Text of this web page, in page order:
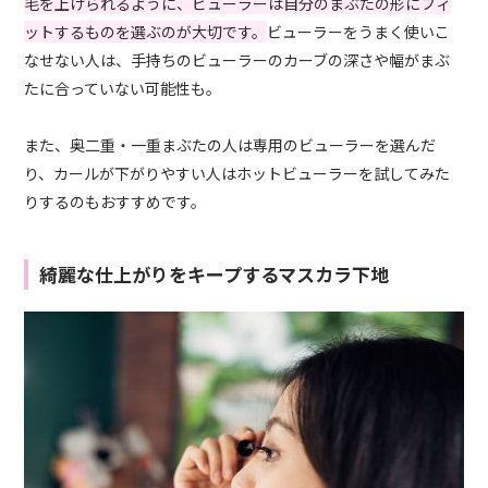
ットするものを選ぶのが大切です。 ビューラーをうまく使いこ
なせない人は、手持ちのビューラーのカーブの深さや幅がまぶ
たに合っていない可能性も。
また、奥二重・一重まぶたの人は専用のビューラーを選んだ
り、カールが下がりやすい人はホットビューラーを試してみた
りするのもおすすめです。
綺麗な仕上がりをキープするマスカラ下地